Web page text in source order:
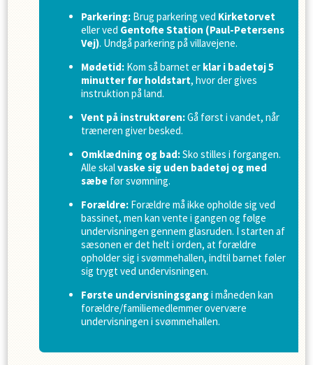
Parkering: Brug parkering ved Kirketorvet
eller ved Gentofte Station (Paul-Petersens
Vej). Undgå parkering på villavejene.
Mødetid: Kom så barnet er klar i badetøj 5
minutter før holdstart, hvor der gives
instruktion på land.
Vent på instruktøren:Gå først i vandet, når
træneren giver besked.
Omklædning og bad:Sko stilles i forgangen.
Alle skalvaske sig uden badetøj og med
sæbe før svømning.
Forældre: Forældre må ikke opholde sig ved
bassinet, men kan vente i gangen og følge
undervisningen gennem glasruden. I starten af
sæsonen er det helt i orden, at forældre
opholder sig i svømmehallen, indtil barnet føler
sig trygt ved undervisningen.
Første undervisningsgangi måneden kan
forældre/familiemedlemmer overvære
undervisningen i svømmehallen.